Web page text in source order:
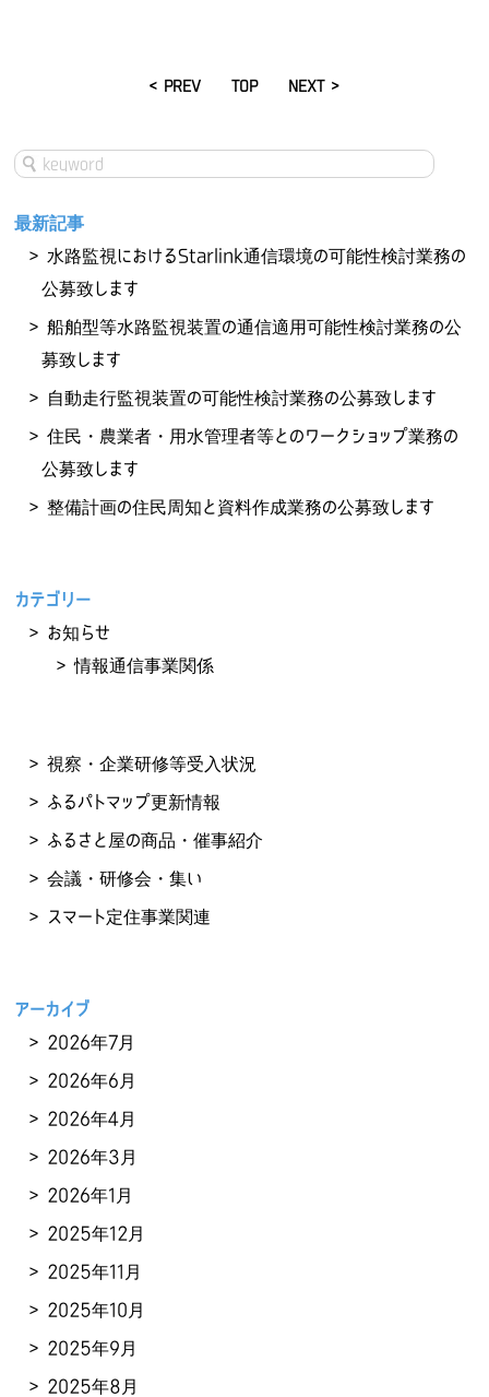
< PREV TOP NEXT >
最新記事
水路監視におけるStarlink通信環境の可能性検討業務の
公募致します
船舶型等水路監視装置の通信適用可能性検討業務の公
募致します
自動走行監視装置の可能性検討業務の公募致します
住民・農業者・用水管理者等とのワークショップ業務の
公募致します
整備計画の住民周知と資料作成業務の公募致します
カテゴリー
お知らせ
情報通信事業関係
視察・企業研修等受入状況
ふるパトマップ更新情報
ふるさと屋の商品・催事紹介
会議・研修会・集い
スマート定住事業関連
アーカイブ
2026年7月
2026年6月
2026年4月
2026年3月
2026年1月
2025年12月
2025年11月
2025年10月
2025年9月
2025年8月